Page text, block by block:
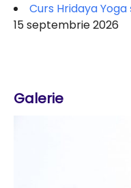
Curs Hridaya
15 septembrie 2026
Galerie